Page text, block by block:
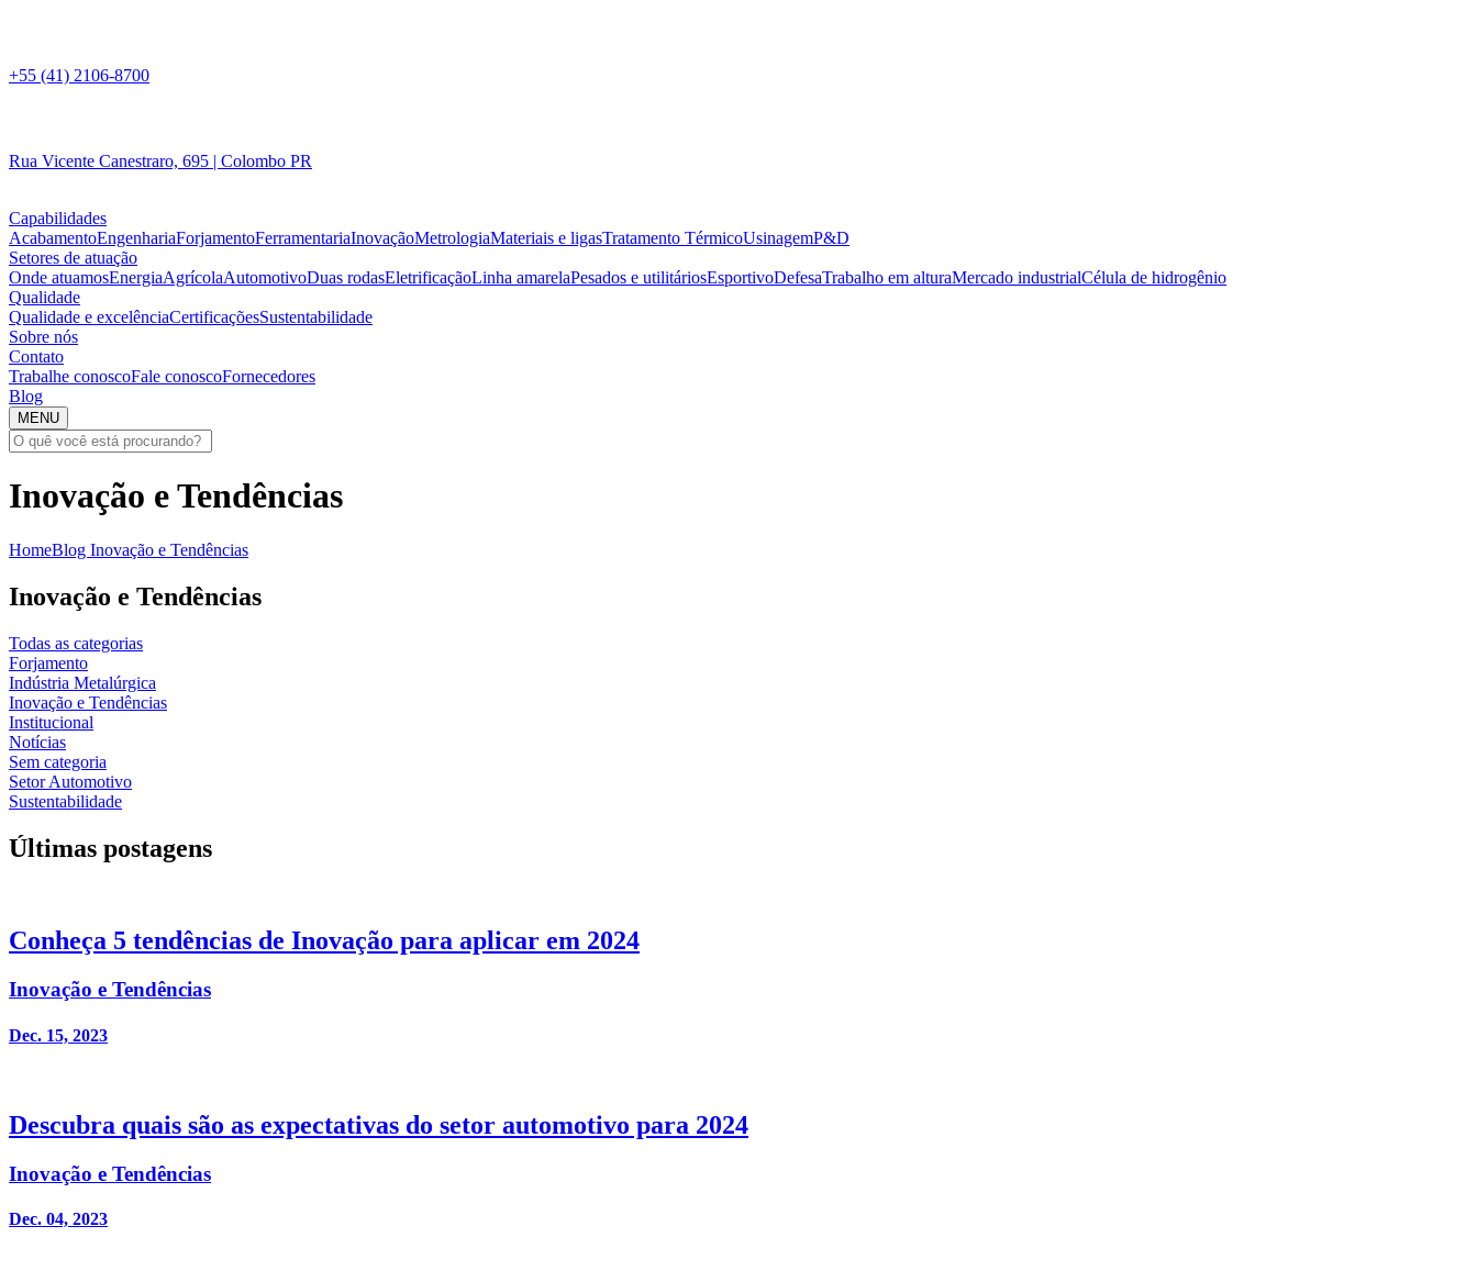
+55 (41) 2106-8700
Rua Vicente Canestraro, 695 | Colombo PR
Capabilidades
AcabamentoEngenhariaForjamentoFerramentariaInovaçãoMetrologiaMateriais e ligasTratamento TérmicoUsinagemP&D
Setores de atuação
Onde atuamosEnergiaAgrícolaAutomotivoDuas rodasEletrificaçãoLinha amarelaPesados e utilitáriosEsportivoDefesaTrabalho em alturaMercado industrialCélula de hidrogênio
Qualidade
Qualidade e excelênciaCertificaçõesSustentabilidade
Sobre nós
Contato
Trabalhe conoscoFale conoscoFornecedores
Blog
MENU
Inovação e Tendências
HomeBlog Inovação e Tendências
Inovação e Tendências
Todas as categorias
Forjamento
Indústria Metalúrgica
Inovação e Tendências
Institucional
Notícias
Sem categoria
Setor Automotivo
Sustentabilidade
Últimas postagens
Conheça 5 tendências de Inovação para aplicar em 2024
Inovação e Tendências
Dec. 15, 2023
Descubra quais são as expectativas do setor automotivo para 2024
Inovação e Tendências
Dec. 04, 2023